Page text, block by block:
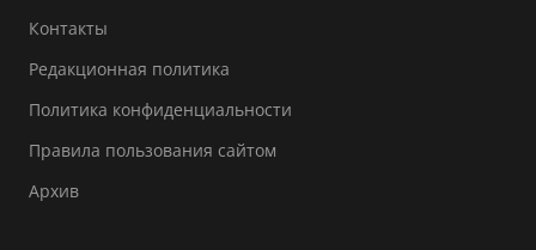
Контакты
Редакционная политика
Политика конфиденциальности
Правила пользования сайтом
Архив